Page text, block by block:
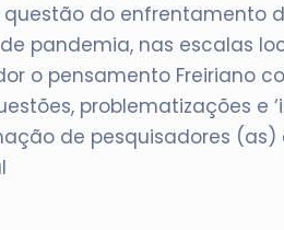
do enfrentamento
pandemia, nas escalas
o pensamento Freiriano
problematizações e
de pesquisadores (as)